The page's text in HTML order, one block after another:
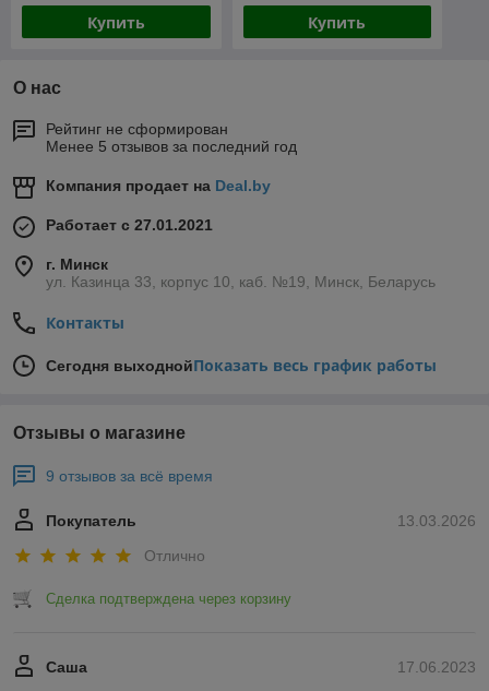
Купить Купить
О нас
Рейтинг не сформирован
Менее 5 отзывов за последний год
Компания продает на Deal.by
Работает с 27.01.2021
г. Минск
ул. Казинца 33, корпус 10, каб. №19, Минск, Беларусь
Контакты
Сегодня выходнойПоказать весь график работы
Отзывы о магазине
9 отзывов за всё время
13.03.2026
Покупатель
Отлично
Сделка подтверждена через корзину
17.06.2023
Саша